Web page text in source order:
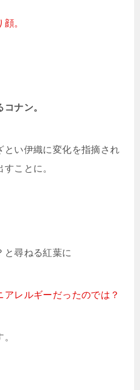
。
ナン。
い伊織に変化を指摘され
ことに。
と尋ねる紅葉に
アレルギーだったのでは？